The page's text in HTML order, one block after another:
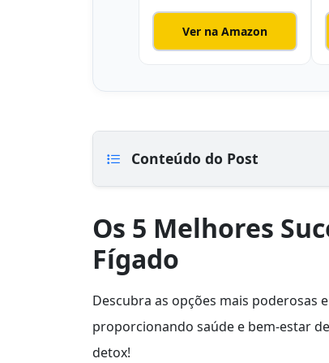
Ver na Amazon
Conteúdo do Post
Os 5 Melhores
Fígado
Descubra as opções mais poderosas
proporcionando saúde e bem-estar
detox!